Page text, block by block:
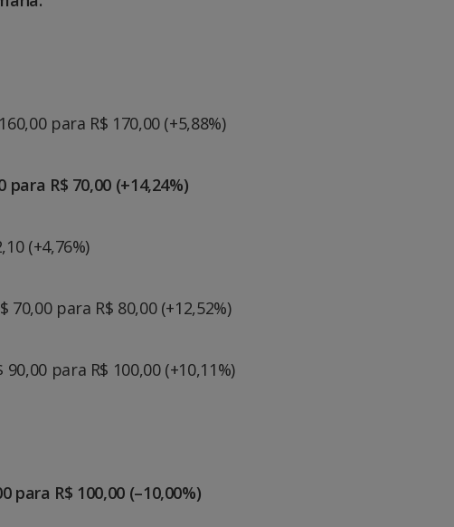
para R$ 170,00 (+5,88%)
R$ 70,00 (+14,24%)
(+4,76%)
70,00 para R$ 80,00 (+12,52%)
para R$ 100,00 (+10,11%)
para R$ 100,00 (–10,00%)